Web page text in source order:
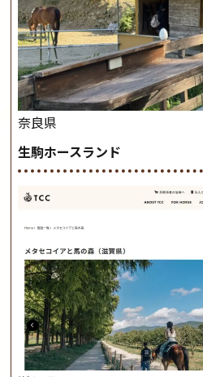
奈良県
生駒ホースランド